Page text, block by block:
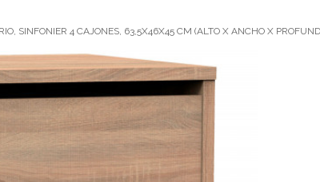
SINFONIER 4 CAJONES, 63,5X46X45 CM (ALTO X ANCHO X